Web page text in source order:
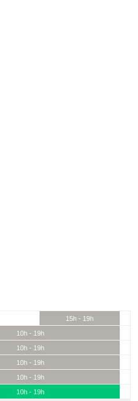
15h - 19h
10h - 19h
10h - 19h
10h - 19h
10h - 19h
10h - 19h